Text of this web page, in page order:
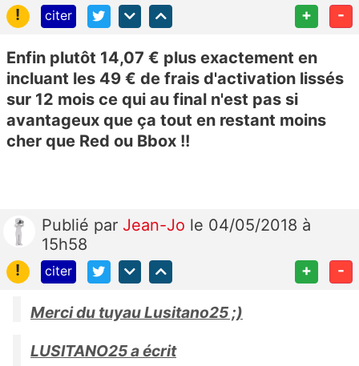
!
citer + -
Enfin plutôt 14,07 € plus exactement en
incluant les 49 € de frais d'activation lissés
sur 12 mois ce qui au final n'est pas si
avantageux que ça tout en restant moins
cher que Red ou Bbox !!
Publié par Jean-Jo le 04/05/2018 à
15h58
!
citer + -
Merci du tuyau Lusitano25 ;)
LUSITANO25 a écrit